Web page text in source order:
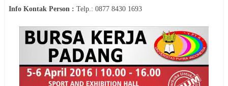
Info Kontak Person : Telp.: 0877 8430 1693